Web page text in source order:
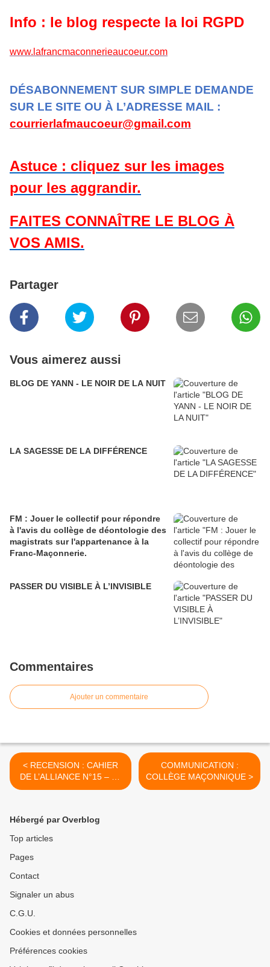
Info : le blog respecte la loi RGPD
www.lafrancmaconnerieaucoeur.com
DÉSABONNEMENT SUR SIMPLE DEMANDE
SUR LE SITE OU À L’ADRESSE MAIL :
courrierlafmaucoeur@gmail.com
Astuce : cliquez sur les images
pour les aggrandir.
FAITES CONNAÎTRE LE BLOG À
VOS AMIS.
Partager
Vous aimerez aussi
BLOG DE YANN - LE NOIR DE LA NUIT
LA SAGESSE DE LA DIFFÉRENCE
FM : Jouer le collectif pour répondre
à l'avis du collège de déontologie des
magistrats sur l'appartenance à la
Franc-Maçonnerie.
PASSER DU VISIBLE À L’INVISIBLE
Commentaires
Ajouter un commentaire
< RECENSION : CAHIER
DE L’ALLIANCE N°15 – La
Franc-maçonnerie de
COMMUNICATION :
COLLÈGE MAÇONNIQUE >
Hébergé par Overblog
Top articles
Pages
Contact
Signaler un abus
C.G.U.
Cookies et données personnelles
Préférences cookies